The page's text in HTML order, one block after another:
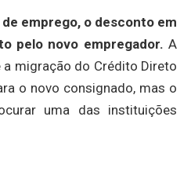
emprego, o desconto em
pelo novo empregador. A
migração do Crédito Direto
o novo consignado, mas o
uma das instituições